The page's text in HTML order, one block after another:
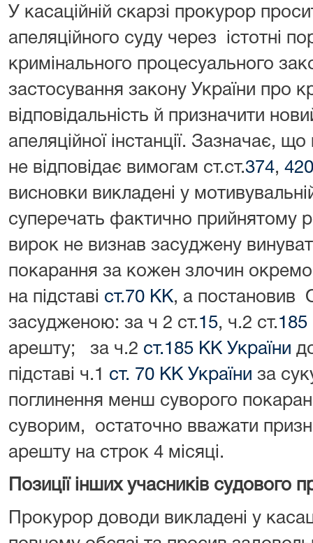
У касаційній скарзі прокурор
апеляційного суду через істотні
кримінального процесуального
застосування закону України про
відповідальність й призначити
апеляційної інстанції. Зазначає,
не відповідає вимогам ст.ст.374,
висновки викладені у
суперечать фактично прийнятому
вирок не визнав засуджену
покарання за кожен злочин
на підставі ст.70 КК, а
засудженою: за ч 2 ст.15, ч.2 ст.185
арешту; за ч.2 ст.185 КК України
підставі ч.1 ст. 70 КК України за
поглинення менш суворого
суворим, остаточно вважати
арешту на строк 4 місяці.
Позиції інших учасників
Прокурор доводи викладені у